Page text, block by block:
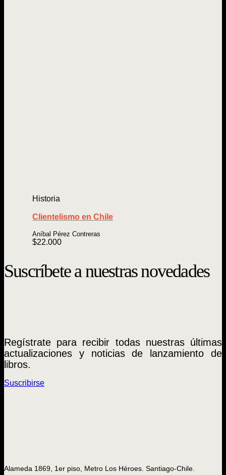
Historia
Clientelismo en Chile
Aníbal Pérez Contreras
$22.000
Suscríbete a nuestras novedades
Regístrate para recibir todas nuestras últimas
actualizaciones y noticias de lanzamiento de
libros.
Suscribirse
Alameda 1869, 1er piso, Metro Los Héroes. Santiago-Chile.